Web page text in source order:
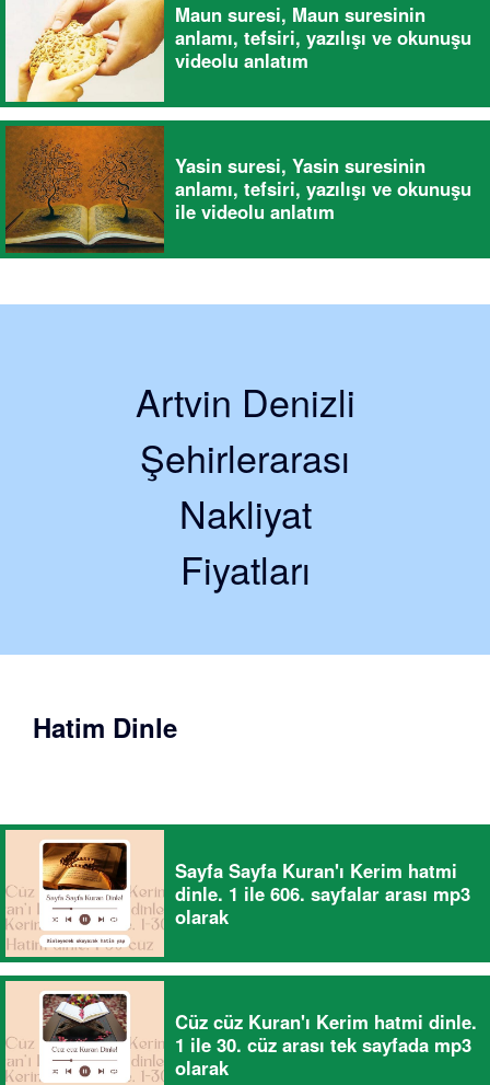
Maun suresi, Maun suresinin
anlamı, tefsiri, yazılışı ve okunuşu
videolu anlatım
Yasin suresi, Yasin suresinin
anlamı, tefsiri, yazılışı ve okunuşu
ile videolu anlatım
Artvin Denizli
Şehirlerarası
Nakliyat
Fiyatları
Hatim Dinle
Sayfa Sayfa Kuran'ı Kerim hatmi
dinle. 1 ile 606. sayfalar arası mp3
olarak
Cüz cüz Kuran'ı Kerim hatmi dinle.
1 ile 30. cüz arası tek sayfada mp3
olarak